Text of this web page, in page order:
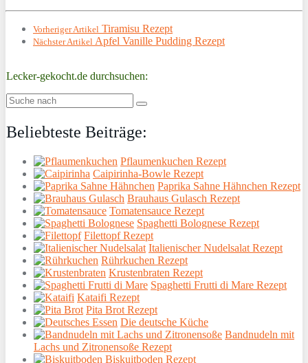
Vorheriger Artikel Tiramisu Rezept
Nächster Artikel Apfel Vanille Pudding Rezept
Lecker-gekocht.de durchsuchen:
Beliebteste Beiträge:
Pflaumenkuchen Rezept
Caipirinha-Bowle Rezept
Paprika Sahne Hähnchen Rezept
Brauhaus Gulasch Rezept
Tomatensauce Rezept
Spaghetti Bolognese Rezept
Filettopf Rezept
Italienischer Nudelsalat Rezept
Rührkuchen Rezept
Krustenbraten Rezept
Spaghetti Frutti di Mare Rezept
Kataifi Rezept
Pita Brot Rezept
Die deutsche Küche
Bandnudeln mit
Lachs und Zitronensoße Rezept
Biskuitboden Rezept